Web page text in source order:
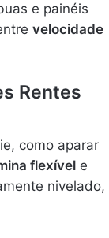
e painéis
velocidade
Rentes
como aparar
flexível e
nivelado,